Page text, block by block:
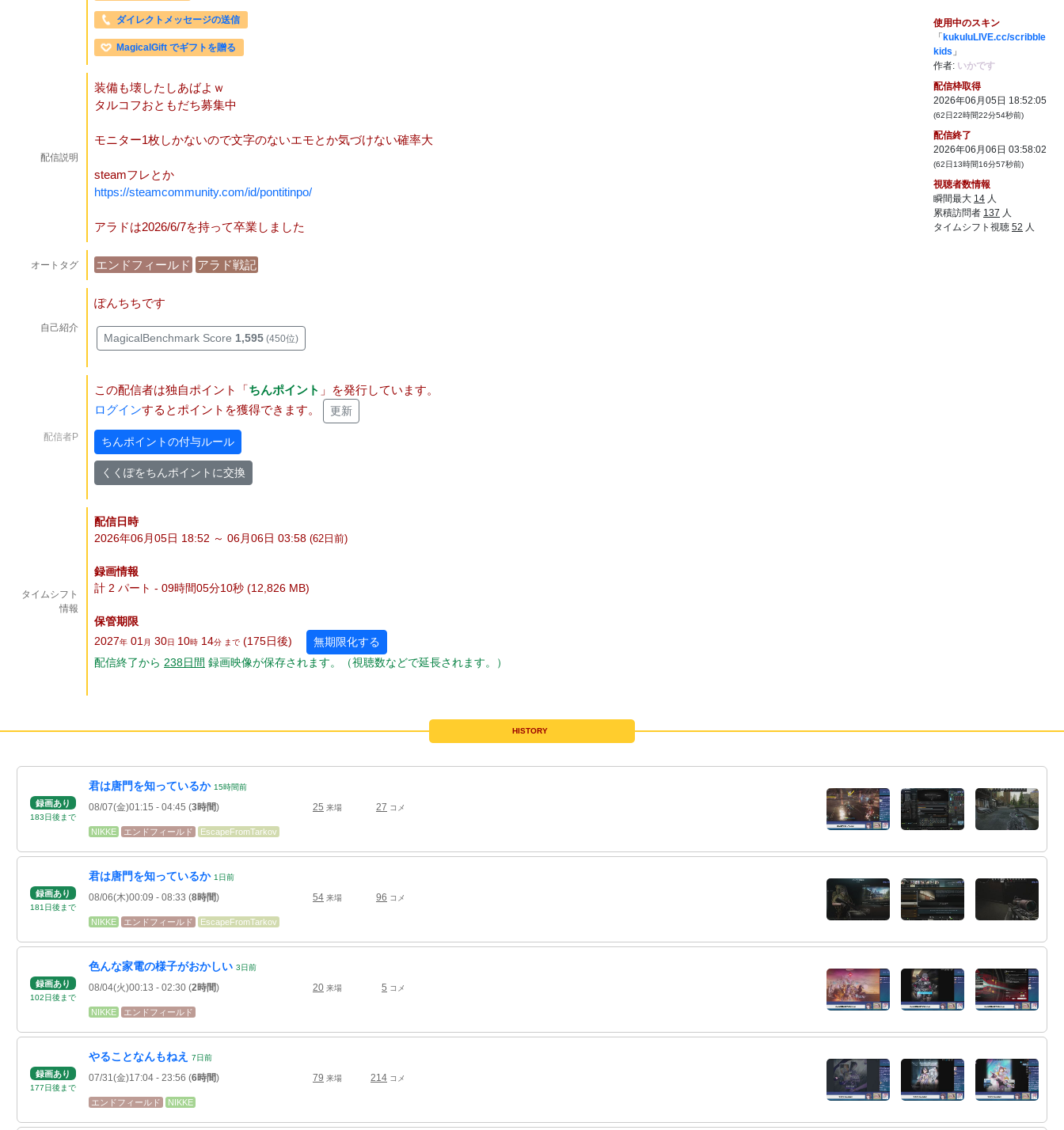
４キャラならいつでも消化できるし時間拘
正直イネとかもあって土日拘束もしん
どかったからいい機会になった@電気式華
今の日課考えたら土日またぐのはしゃ
@電気式華憐集団
ヘル材料いらなきゃらやらんでよくない
そういう進行を調べるって面白そう
アラドはもう韓国で判明してるからないし
騎士のやつが固くなる条件なんだろう
って盛り上がってた記憶ある@電気式華憐
55: なんとかなれーッ
23:35 57:キューブ売ったら
58: ねれへんねん
23:36 59:寝てくれって感じ
60:送らなくていいよｗ@電気式華憐集団
61:もう二度と・・・な
ふにふにさんものこして・・・
65:あの緑色の顔ｗ
ダイレクトメッセージの送信
MagicalGift でギフトを贈る
配信説明
装備も壊したしあばよｗ
タルコフおともだち募集中
モニター1枚しかないので文字のないエモとか気づけない確率大
steamフレとか
https://steamcommunity.com/id/pontitinpo/
アラドは2026/6/7を持って卒業しました
オートタグ エンドフィールド アラド戦記
自己紹介
ぽんちちです
MagicalBenchmark Score 1,595 (450位)
配信者P
この配信者は独自ポイント「ちんポイント 」を発行しています。
ログインするとポイントを獲得できます。 更新
ちんポイントの付与ルール
くくぽをちんポイントに交換
タイムシフト
情報
配信日時
2026年06月05日 18:52 ～ 06月06日 03:58 (62 日 前)
録画情報
計 2 パート - 09時間05分10秒 (12,826 MB)
保管期限
2027年 01月 30日 10時 14分 まで (175日後)
無期限化する
配信終了から 238日間 録画映像が保存されます。（視聴数などで延長されます。）
使用中のスキン
「 kukuluLIVE.cc/scribble
kids 」
作者: いかです
配信枠取得
2026年06月05日 18:52:05
(62日22時間22分54秒前)
配信終了
2026年06月06日 03:58:02
(62日13時間16分57秒前)
視聴者数情報
瞬間最大 14 人
累積訪問者 137 人
タイムシフト視聴 52 人
HISTORY
録画あり
183日後 まで
君は唐門を知っているか 15時間前
08/07(金)01:15 - 04:45 (3時間) 25 来場 27 コメ
NIKKE エンドフィールド EscapeFromTarkov
録画あり
181 日後 まで
君は唐門を知っているか 1 日前
08/06(木)00:09 - 08:33 (8時間) 54 来場 96 コメ
NIKKE エンドフィールド EscapeFromTarkov
録画あり
102日後 まで
色んな家電の様子がおかしい 3日前
08/04(火)00:13 - 02:30 (2時間) 20 来場 5 コメ
NIKKE エンドフィールド
録画あり
177日後 まで
やることなんもねえ 7日前
07/31(金)17:04 - 23:56 (6時間) 79 来場 214 コメ
エンドフィールド NIKKE